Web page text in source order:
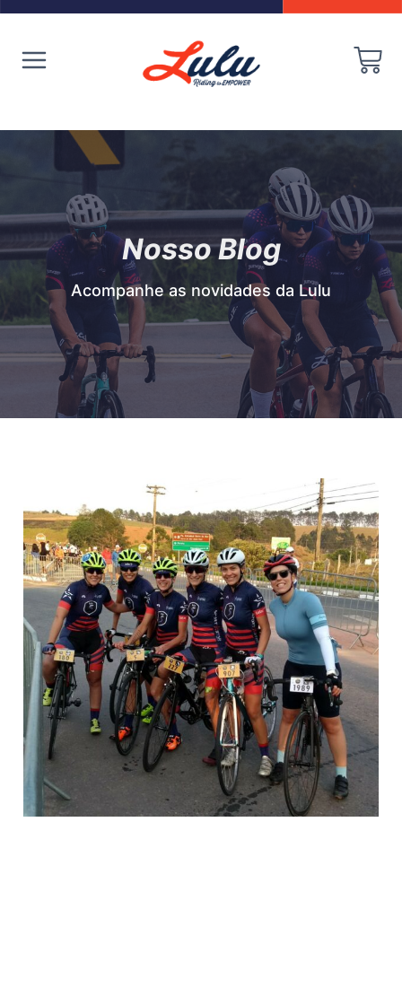
Nosso Blog
Acompanhe as novidades da Lulu